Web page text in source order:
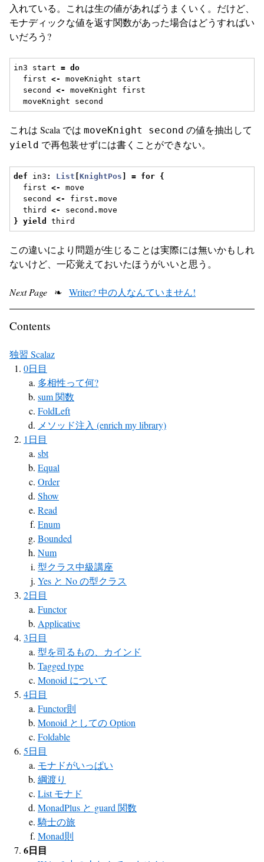
入れている。これは生の値があればうまくいく。だけど、
モナディックな値を返す関数があった場合はどうすればい
いだろう?
in3 start = do
first <-
moveKnight start
second <-
moveKnight first
moveKnight second
これは Scala では moveKnight second の値を抽出して
yield で再包装せずには書くことができない。
def in3 : List [KnightPos = for {
first <-
move
second <- first .move
third <- second .move
}
yield third
この違いにより問題が生じることは実際には無いかもしれ
ないけど、一応覚えておいたほうがいいと思う。
Next Page ❧ Writer? 中の人なんていません!
Contents
独習 Scalaz
0日目
多相性って何?
sum 関数
FoldLeft
メソッド注入 (enrich my library)
1日目
sbt
Equal
Order
Show
Read
Enum
Bounded
Num
型クラス中級講座
Yes と No の型クラス
2日目
Functor
Applicative
3日目
型を司るもの、カインド
Tagged type
Monoid について
4日目
Functor則
Monoid としての Option
Foldable
5日目
モナドがいっぱい
綱渡り
List モナド
MonadPlus と guard 関数
騎士の旅
Monad則
6日目